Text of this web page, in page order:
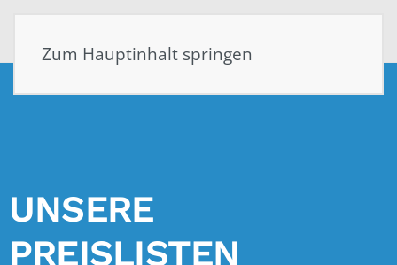
Zum Hauptinhalt springen
UNSERE
PREISLISTEN